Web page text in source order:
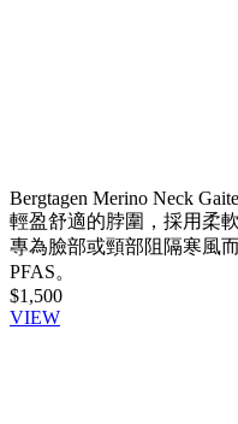
Bergtagen Merino Neck
輕盈舒適的脖圍，採用柔
專為臉部或頸部阻隔寒風
PFAS。
$1,500
VIEW